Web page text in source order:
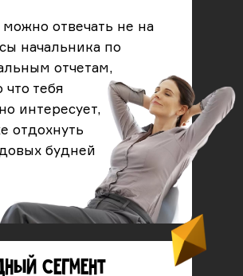
отвечать не на
начальника по
отчетам,
что тебя
интересует,
отдохнуть
будней
сегмент